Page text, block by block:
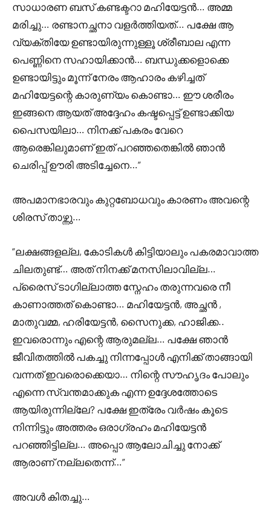
സാധാരണ ബസ് കണ്ടക്ടറാ മഹിയേട്ടൻ… അമ്മ
മരിച്ചു… രണ്ടാനച്ഛനാ വളർത്തിയത്… പക്ഷേ ആ
വ്യക്തിയേ ഉണ്ടായിരുന്നുള്ളൂ ശ്രീബാല എന്ന
പെണ്ണിനെ സഹായിക്കാൻ… ബന്ധുക്കളൊക്കെ
ഉണ്ടായിട്ടും മൂന്ന് നേരം ആഹാരം കഴിച്ചത്
മഹിയേട്ടന്റെ കാരുണ്യം കൊണ്ടാ… ഈ ശരീരം
ഇങ്ങനെ ആയത് അദ്ദേഹം കഷ്ടപ്പെട്ട് ഉണ്ടാക്കിയ
പൈസയിലാ… നിനക്ക് പകരം വേറെ
ആരെങ്കിലുമാണ് ഇത് പറഞ്ഞതെങ്കിൽ ഞാൻ
ചെരിപ്പ് ഊരി അടിച്ചേനെ…”
അപമാനഭാരവും കുറ്റബോധവും കാരണം അവന്റെ
ശിരസ് താഴ്ന്നു…
“ലക്ഷങ്ങളല്ല, കോടികൾ കിട്ടിയാലും പകരമാവാത്ത
ചിലതുണ്ട്… അത് നിനക്ക് മനസിലാവില്ല…
പ്രൈസ് ടാഗില്ലാത്ത സ്നേഹം തരുന്നവരെ നീ
കാണാത്തത് കൊണ്ടാ… മഹിയേട്ടൻ, അച്ഛൻ ,
മാതുവമ്മ, ഹരിയേട്ടൻ, സൈനുക്ക, ഹാജിക്ക..
ഇവരൊന്നും എന്റെ ആരുമല്ല… പക്ഷേ ഞാൻ
ജീവിതത്തിൽ പകച്ചു നിന്നപ്പോൾ എനിക്ക് താങ്ങായി
വന്നത് ഇവരൊക്കെയാ… നിന്റെ സൗഹൃദം പോലും
എന്നെ സ്വന്തമാക്കുക എന്ന ഉദ്ദേശത്തോടെ
ആയിരുന്നില്ലേ? പക്ഷേ ഇത്രേം വർഷം കൂടെ
നിന്നിട്ടും അത്തരം ഒരാഗ്രഹം മഹിയേട്ടൻ
പറഞ്ഞിട്ടില്ല… അപ്പൊ ആലോചിച്ചു നോക്ക്
ആരാണ് നല്ലതെന്ന്…”
അവൾ കിതച്ചു…